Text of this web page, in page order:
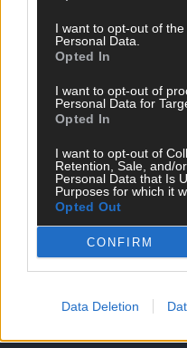
I want to opt-out of
Personal Data.
Opted In
I want to opt-out of
Personal Data for
Opted In
I want to opt-out of
Retention, Sale, and/
Personal Data that Is
Purposes for which it
Opted Out
CONFIRM
Data Deletion
SCHNELL ZUM RESSORT
Nachrichten
Ratgeber
Wissen
Kommentar
Streams & Storys